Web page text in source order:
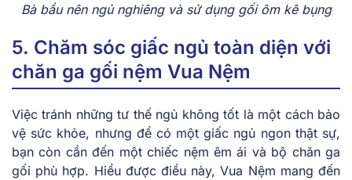
Bà bầu nên ngủ nghiêng và sử dụng gối ôm kê bụng
5. Chăm sóc giấc ngủ toàn diện với
chăn ga gối nệm Vua Nệm
Việc tránh những tư thế ngủ không tốt là một cách bảo
vệ sức khỏe, nhưng để có một giấc ngủ ngon thật sự,
bạn còn cần đến một chiếc nệm êm ái và bộ chăn ga
gối phù hợp. Hiểu được điều này, Vua Nệm mang đến